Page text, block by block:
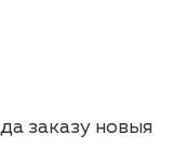
заказу новыя